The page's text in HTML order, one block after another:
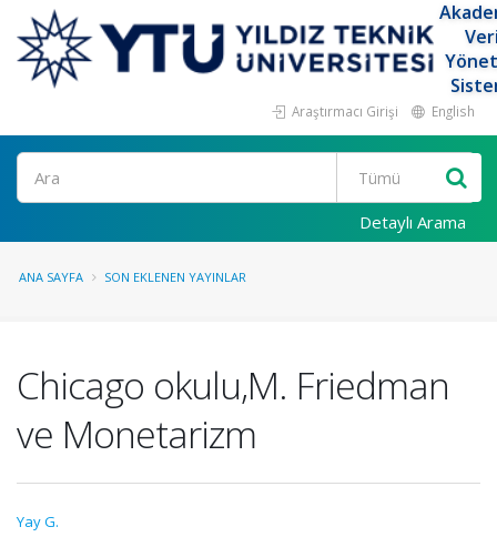
Araştırmacı Girişi English
Ara
Detaylı Arama
ANA SAYFA SON EKLENEN YAYINLAR
Chicago okulu,M. Friedman
ve Monetarizm
Yay G.